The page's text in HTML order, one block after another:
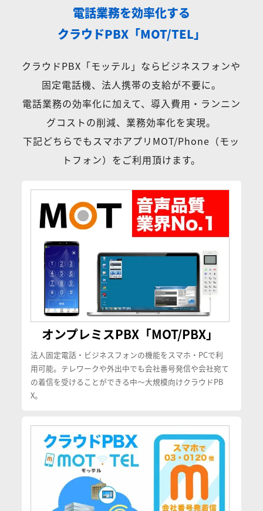
電話業務を効率化する
クラウドPBX「MOT/TEL」
クラウドPBX「モッテル」ならビジネスフォンや
固定電話機、法人携帯の支給が不要に。
電話業務の効率化に加えて、導入費用・ランニン
グコストの削減、業務効率化を実現。
下記どちらでもスマホアプリMOT/Phone（モッ
トフォン）をご利用頂けます。
オンプレミスPBX「MOT/PBX」
法人固定電話・ビジネスフォンの機能をスマホ・PCで利
用可能。テレワークや外出中でも会社番号発信や会社宛て
の着信を受けることができる中〜大規模向けクラウドPB
X。